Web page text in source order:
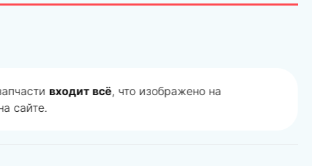
входит всё, что изображено на
сайте.